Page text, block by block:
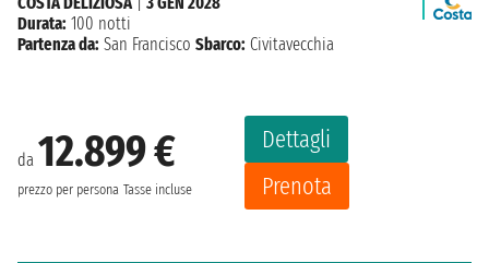
da 12.899 €
prezzo per persona Tasse incluse
Dettagli
Prenota
Durata: 100 notti
Partenza da: San Francisco Sbarco: Civitavecchia